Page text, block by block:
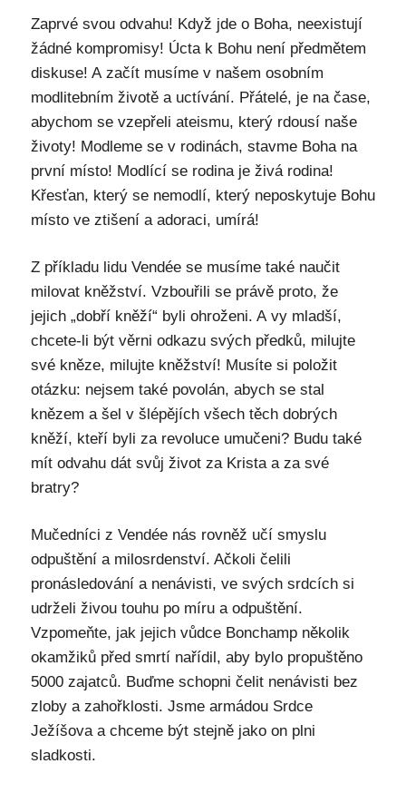
Zaprvé svou odvahu! Když jde o Boha, neexistují
žádné kompromisy! Úcta k Bohu není předmětem
diskuse! A začít musíme v našem osobním
modlitebním životě a uctívání. Přátelé, je na čase,
abychom se vzepřeli ateismu, který rdousí naše
životy! Modleme se v rodinách, stavme Boha na
první místo! Modlící se rodina je živá rodina!
Křesťan, který se nemodlí, který neposkytuje Bohu
místo ve ztišení a adoraci, umírá!
Z příkladu lidu Vendée se musíme také naučit
milovat kněžství. Vzbouřili se právě proto, že
jejich „dobří kněží“ byli ohroženi. A vy mladší,
chcete-li být věrni odkazu svých předků, milujte
své kněze, milujte kněžství! Musíte si položit
otázku: nejsem také povolán, abych se stal
knězem a šel v šlépějích všech těch dobrých
kněží, kteří byli za revoluce umučeni? Budu také
mít odvahu dát svůj život za Krista a za své
bratry?
Mučedníci z Vendée nás rovněž učí smyslu
odpuštění a milosrdenství. Ačkoli čelili
pronásledování a nenávisti, ve svých srdcích si
udrželi živou touhu po míru a odpuštění.
Vzpomeňte, jak jejich vůdce Bonchamp několik
okamžiků před smrtí nařídil, aby bylo propuštěno
5000 zajatců. Buďme schopni čelit nenávisti bez
zloby a zahořklosti. Jsme armádou Srdce
Ježíšova a chceme být stejně jako on plni
sladkosti.